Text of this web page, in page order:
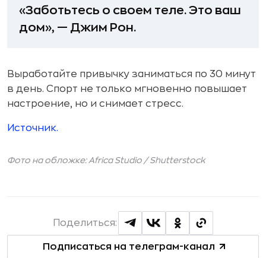
«Заботьтесь о своем теле. Это ваш
дом», — Джим Рон.
Выработайте привычку заниматься по 30 минут
в день. Спорт не только мгновенно повышает
настроение, но и снимает стресс.
Источник.
Фото на обложке: Africa Studio /Shutterstock
Подписаться на телеграм-канал
Поделиться: